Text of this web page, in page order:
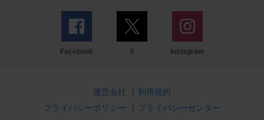
Facebook X Instagram
運営会社 | 利用規約
プライバシーポリシー
| プライバシーセンター